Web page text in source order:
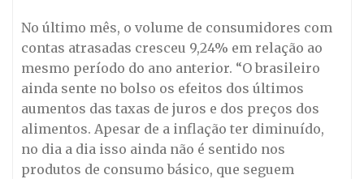
No último mês, o volume de consumidores com
contas atrasadas cresceu 9,24% em relação ao
mesmo período do ano anterior. “O brasileiro
ainda sente no bolso os efeitos dos últimos
aumentos das taxas de juros e dos preços dos
alimentos. Apesar de a inflação ter diminuído,
no dia a dia isso ainda não é sentido nos
produtos de consumo básico, que seguem